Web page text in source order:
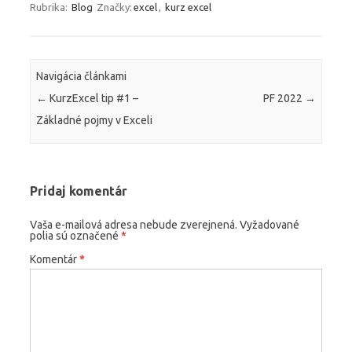
Rubrika: Blog Značky: excel, kurz excel
Navigácia článkami
← KurzExcel tip #1 –
Základné pojmy v Exceli
PF 2022 →
Pridaj komentár
Vaša e-mailová adresa nebude zverejnená. Vyžadované
polia sú označené *
Komentár*